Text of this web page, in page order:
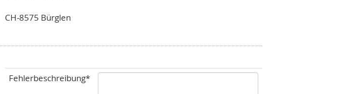
CH-8575 Bürglen
Fehlerbeschreibung*